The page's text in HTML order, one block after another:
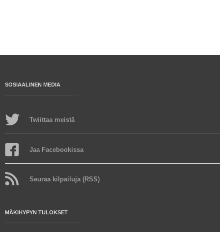
SOSIAALINEN MEDIA
Twiittaa meistä
Jaa Facebookissa
Seuraa kilpailuja (RSS)
MÄKIHYPYN TULOKSET